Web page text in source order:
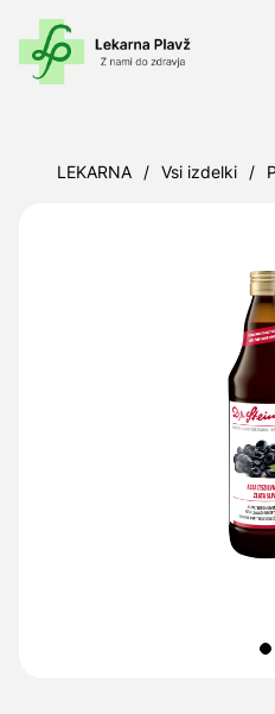
LEKARNA / Vsi izdelki /